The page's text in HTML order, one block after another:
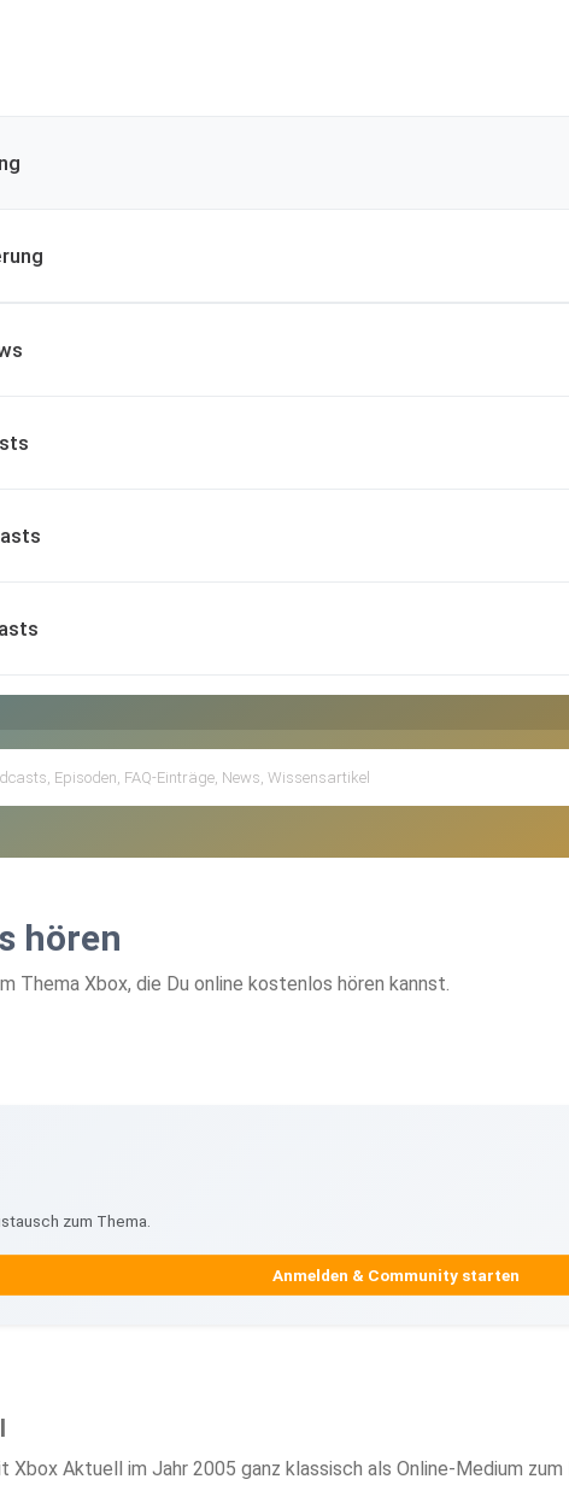
hören
Thema Xbox, die Du online kostenlos hören kannst.
Xbox Aktuell im Jahr 2005 ganz klassisch als Online-Medium
zum Thema.
Anmelden & Community starten